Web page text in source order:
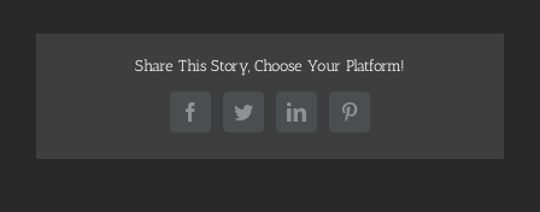
Share This Story, Choose Your Platform!
FacebookTwitterLinkedInPinterest